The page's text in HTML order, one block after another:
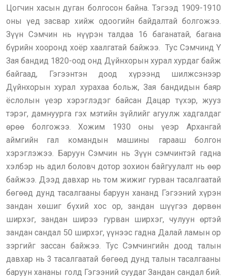
Цогчин хасын дуган болгосон байна. Тэгээд 1909-1910
оны үед засвар хийж одоогийн байдалтай болгожээ.
Зүүн Сэмчин нь нүүрэн талдаа 16 баганатай, багана
бүрийн хооронд хоёр хаалгатай байжээ. Тус Сэмчинд Y
Зая бандид 1820-оод онд Дүйнхорын хурал хурдаг байж
байгаад, Гэгээнтэн доод хүрээнд шилжсэнээр
Дүйнхорын хурал хурахаа больж, Зая бандидын баяр
ёслолын үеэр хэрэглэдэг байсан Дацар түхэр, жууз
тэрэг, дамнуурга гэх мэтийн зүйлийг агуулж хадгалдаг
өрөө болгожээ. Хожим 1930 оны үеэр Архангай
аймгийн гал командын машины гарааш болгон
хэрэглэжээ. Баруун Сэмчин нь Зүүн сэмчинтэй гадна
хэлбэр нь адил боловч дотор зохион байгуулалт нь өөр
байжээ. Дээд давхар нь том жижиг гурван тасалгаатай
бөгөөд дунд тасалгааны баруун хананд Гэгээний хүрэн
зандан хөшиг бүхий хос ор, зандан шүүгээ дөрвөн
ширхэг, зандан ширээ гурван ширхэг, чулуун өртэй
зандан сандал 50 ширхэг, үүнээс гадна Далай ламын ор
зэргийг зассан байжээ. Тус Сэмчингийн доод талын
давхар нь 3 тасалгаатай бөгөөд дунд талын тасалгааны
баруун хананы голд Гэгээний суудаг Зандан сандал бий.